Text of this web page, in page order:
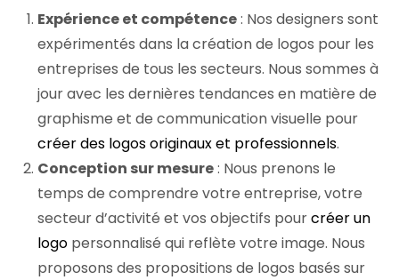
Expérience et compétence: Nos designers sont
expérimentés dans la création de logos pour les
entreprises de tous les secteurs. Nous sommes à
jour avec les dernières tendances en matière de
graphisme et de communication visuelle pour
créer des logos originaux et professionnels.
Conception sur mesure: Nous prenons le
temps de comprendre votre entreprise, votre
secteur d’activité et vos objectifs pourcréer un
logo personnalisé qui reflète votre image. Nous
proposons des propositions de logos basés sur